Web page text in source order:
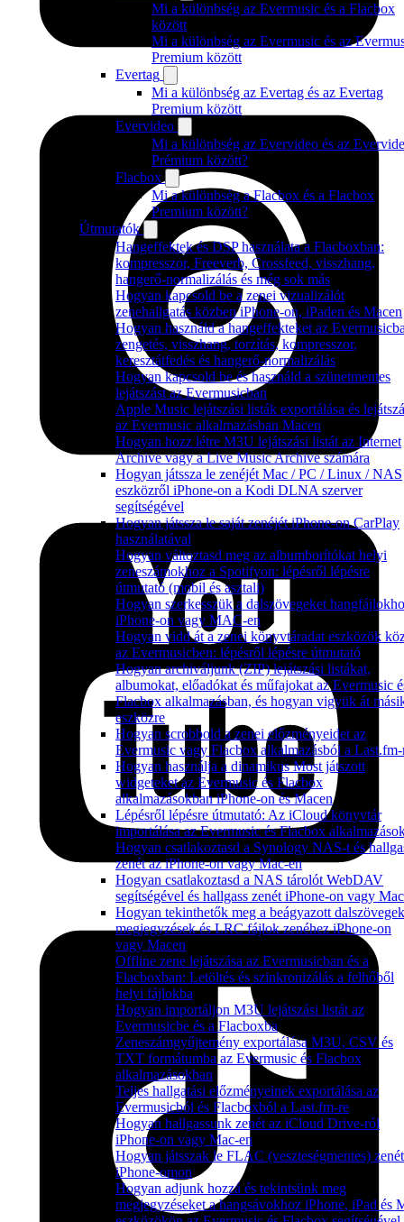
Mi a különbség az Evermusic és a Flacbox
között
Mi a különbség az Evermusic és az
Premium között
Evertag
Mi a különbség az Evertag és az Evertag
Premium között
Evervideo
Mi a különbség az Evervideo és az
Prémium között?
Flacbox
Mi a különbség a Flacbox és a Flacbox
Premium között?
Útmutatók
Hangeffektek és DSP használata a Flacboxban:
kompresszor, Freeverb, Crossfeed, visszhang,
hangerő-normalizálás és még sok más
Hogyan kapcsold be a zenei vizualizálót
zenehallgatás közben iPhone-on, iPaden és Macen
Hogyan használd a hangeffekteket az
zengetés, visszhang, torzítás, kompresszor,
keresztátfedés és hangerő-normalizálás
Hogyan kapcsold be és használd a szünetmentes
lejátszást az Evermusicban
Apple Music lejátszási listák exportálása és
az Evermusic alkalmazásban Macen
Hogyan hozz létre M3U lejátszási listát az Internet
Archive vagy a Live Music Archive számára
Hogyan játssza le zenéjét Mac / PC / Linux / NAS
eszközről iPhone-on a Kodi DLNA szerver
segítségével
Hogyan játssza le saját zenéjét iPhone-on CarPlay
használatával
Hogyan változtasd meg az albumborítókat helyi
zeneszámokhoz a Spotifyon: lépésről lépésre
útmutató (mobil és asztali)
Hogyan szerkesszük a dalszövegeket
iPhone-on vagy MAC-en
Hogyan vidd át a zenei könyvtáradat eszközök
az Evermusicben: lépésről lépésre útmutató
Hogyan archiváljunk (ZIP) lejátszási listákat,
albumokat, előadókat és műfajokat az Evermusic
Flacbox alkalmazásban, és hogyan vigyük át
eszközre
Hogyan scrobbold a zenei előzményeidet az
Evermusic vagy Flacbox alkalmazásból a Last.fm-
Hogyan használja a dinamikus Most játszott
widgeteket az Evermusic és Flacbox
alkalmazásokban iPhone-on és Macen
Lépésről lépésre útmutató: Az iCloud könyvtár
importálása az Evermusic és Flacbox
Hogyan csatlakoztasd a Synology NAS-t és
zenét az iPhone-on vagy Mac-en
Hogyan csatlakoztasd a NAS tárolót WebDAV
segítségével és hallgass zenét iPhone-on vagy
Hogyan tekinthetők meg a beágyazott
megjegyzések és LRC fájlok zenéhez iPhone-on
vagy Macen
Offline zene lejátszása az Evermusicban és a
Flacboxban: Letöltés és szinkronizálás a felhőből
helyi fájlokba
Hogyan importáljon M3U lejátszási listát az
Evermusicbe és a Flacboxba
Zeneszámgyűjtemény exportálása M3U, CSV és
TXT formátumba az Evermusic és Flacbox
alkalmazásokban
Teljes hallgatási előzményeinek exportálása az
Evermusicból és Flacboxból a Last.fm-re
Hogyan hallgassunk zenét az iCloud Drive-ról
iPhone-on vagy Mac-en
Hogyan játsszak le FLAC (veszteségmentes)
iPhone-omon
Hogyan adjunk hozzá és tekintsünk meg
megjegyzéseket a hangsávokhoz iPhone, iPad és